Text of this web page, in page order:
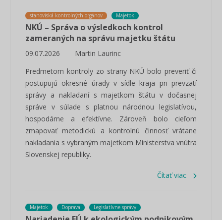
stanoviská kontrolných orgánov Majetok
NKÚ – Správa o výsledkoch kontrol
zameraných na správu majetku štátu
09.07.2026
Martin Laurinc
Predmetom kontroly zo strany NKÚ bolo preveriť či
postupujú okresné úrady v sídle kraja pri prevzatí
správy a nakladaní s majetkom štátu v dočasnej
správe v súlade s platnou národnou legislatívou,
hospodárne a efektívne. Zároveň bolo cieľom
zmapovať metodickú a kontrolnú činnosť vrátane
nakladania s vybraným majetkom Ministerstva vnútra
Slovenskej republiky.
Čítať viac
Majetok Doprava Legislatívne správy